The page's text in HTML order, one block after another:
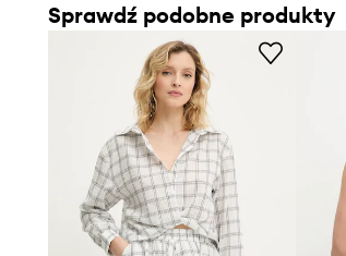
Sprawdź podobne produkty